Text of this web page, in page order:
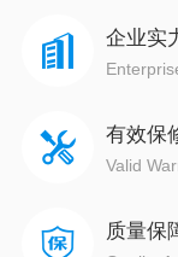
的测量、筛选等工
企业实
有效保
Valid
质量保